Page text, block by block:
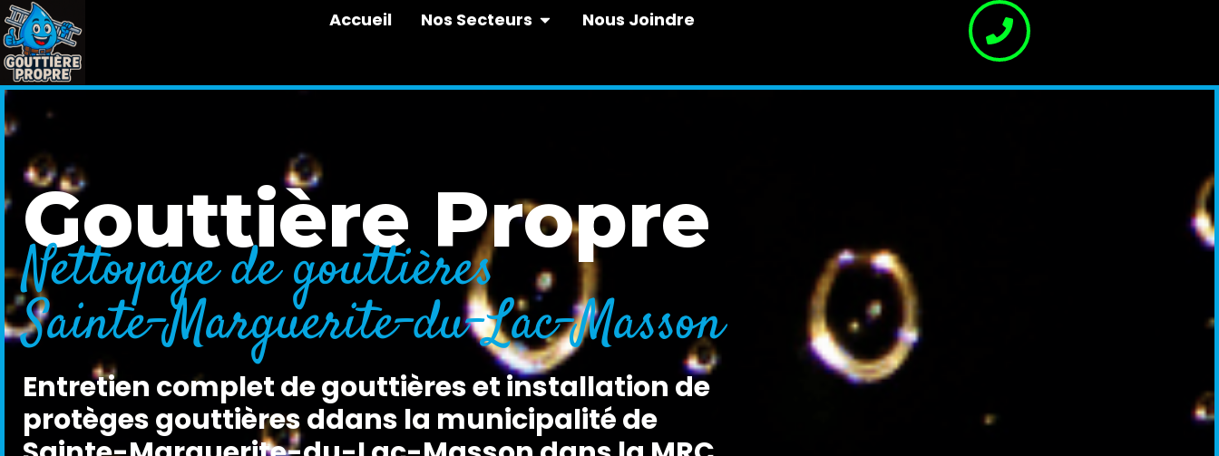
Accueil Nos Secteurs Nous Joindre
Gouttière Propre
Nettoyage de gouttières
Sainte-Marguerite-du-Lac-Masson
Entretien complet de gouttières et installation de
protèges gouttières ddans la municipalité de